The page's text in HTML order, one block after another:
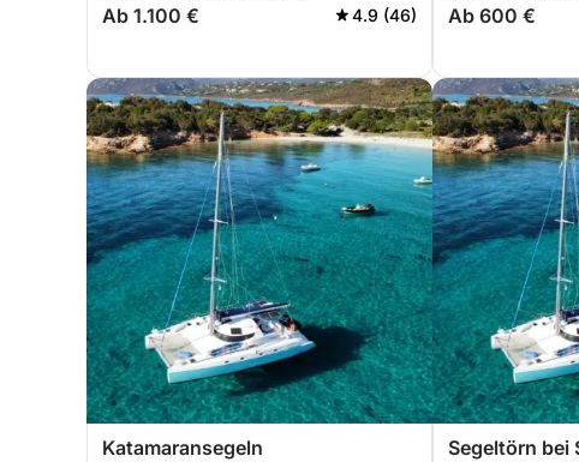
Ab 1.100 € 4.9 (46) Ab 600 €
Katamaransegeln Segeltörn bei